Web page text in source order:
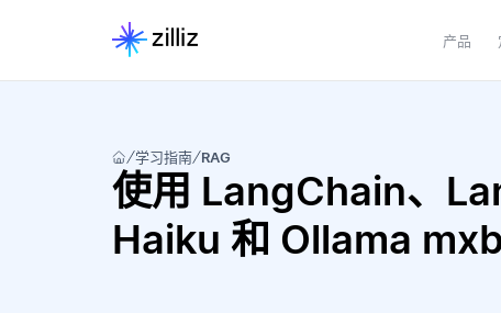
产品
学习指南 RAG
使用 LangChain、
Haiku 和 Ollama